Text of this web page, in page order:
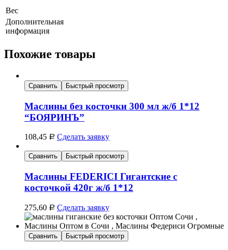
Вес
Дополнительная
информация
Похожие товары
Сравнить Быстрый просмотр
Маслины без косточки 300 мл ж/б 1*12
“БОЯРИНЪ”
108,45 Р Сделать заявку
Сравнить Быстрый просмотр
Маслины FEDERICI Гигантские с
косточкой 420г ж/б 1*12
275,60 Р Сделать заявку
Сравнить Быстрый просмотр